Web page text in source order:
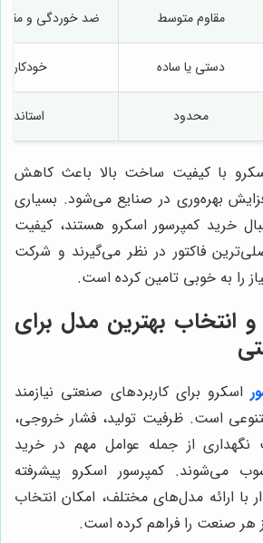
مقاوم متوسط ضد خوردگی و
دستی یا ساده خودکار
محدود
اسکرو با کیفیت ساخت بالا باعث کاهش
بهره‌وری در صنایع می‌شود. بسیاری
خرید کمپرسور اسکرو هستند، کیفیت
فاکتور در نظر می‌گیرند و شرکت
را به خوبی تامین کرده است.
و انتخاب بهترین مدل برای
اسکرو برای کاربردهای صنعتی نیازمند
است. ظرفیت تولید، فشار خروجی،
از جمله عوامل مهم در خرید
می‌شوند. کمپرسور اسکرو پیشرفته
با ارائه مدل‌های مختلف، امکان انتخاب
هر صنعت را فراهم کرده است.